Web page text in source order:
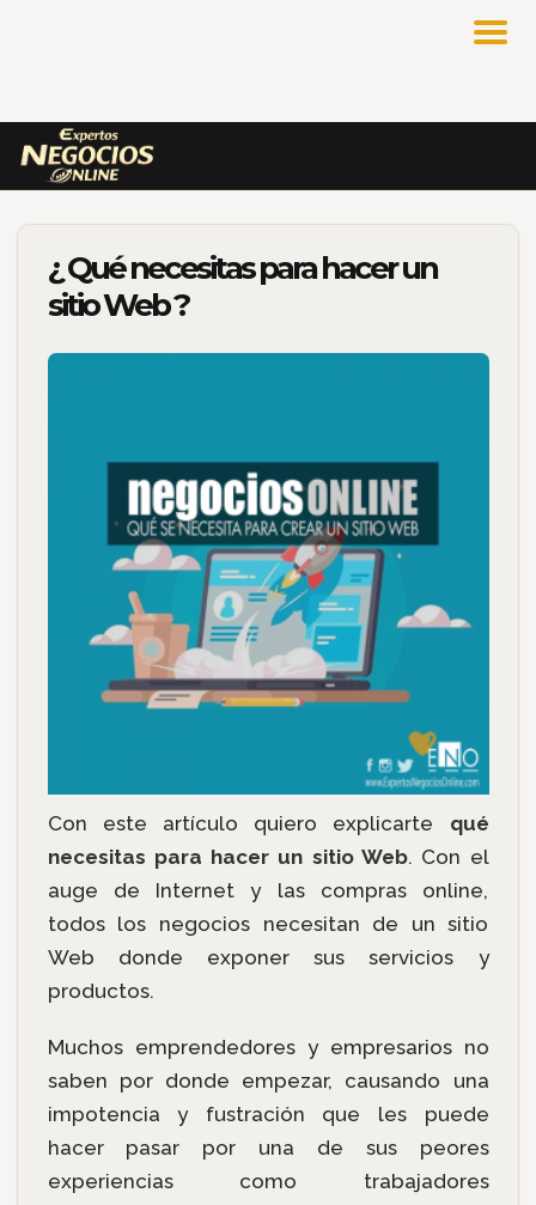
¿ Qué necesitas para hacer un
sitio Web ?
Con este artículo quiero explicarte qué
necesitas para hacer un sitio Web. Con el
auge de Internet y las compras online,
todos los negocios necesitan de un sitio
Web donde exponer sus servicios y
productos.
Muchos emprendedores y empresarios no
saben por donde empezar, causando una
impotencia y fustración que les puede
hacer pasar por una de sus peores
experiencias como trabajadores